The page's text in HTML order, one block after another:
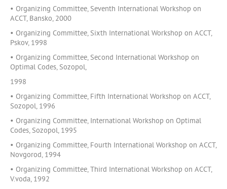
• Organizing Committee, Seventh International Workshop on
ACCT, Bansko, 2000
• Organizing Committee, Sixth International Workshop on ACCT,
Pskov, 1998
• Organizing Committee, Second International Workshop on
Optimal Codes, Sozopol,
1998
• Organizing Committee, Fifth International Workshop on ACCT,
Sozopol, 1996
• Organizing Committee, International Workshop on Optimal
Codes, Sozopol, 1995
• Organizing Committee, Fourth International Workshop on ACCT,
Novgorod, 1994
• Organizing Committee, Third International Workshop on ACCT,
V.voda, 1992